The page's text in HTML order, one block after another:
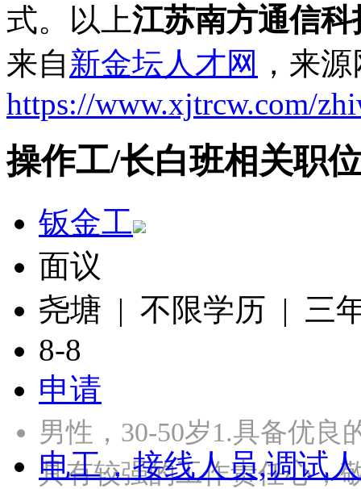
式。以上江苏南方通信
来自新金坛人才网 ，来
https://www.xjtrcw.com/
操作工/长白班相关职
钣金工
面议
尧塘 | 不限学历 | 三
8-8
申请
男性，30-50岁1.具备优良
具有较强的工作责任心
电工，接线人员,调试